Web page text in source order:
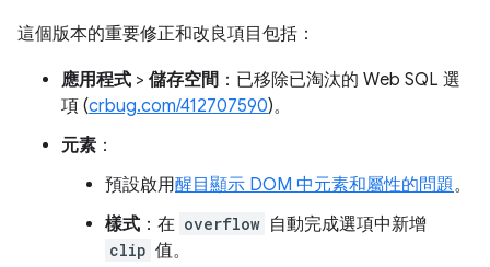
這個版本的重要修正和改良項目包括：
應用程式 > 儲存空間 ：已移除已淘汰的 Web SQL 選
項 (crbug.com/412707590)。
元素 ：
預設啟用醒目顯示 DOM 中元素和屬性的問題。
樣式 ：在 overflow 自動完成選項中新增
clip 值。